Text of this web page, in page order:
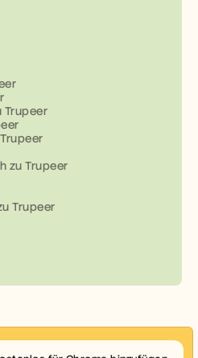
Minuten professionelle
Trupeer
zu Trupeer
Trupeer